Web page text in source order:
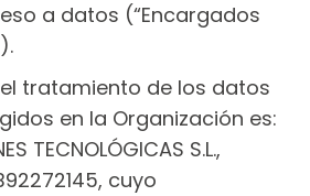
a datos (“Encargados
tratamiento de los datos
en la Organización es:
TECNOLÓGICAS S.L.,
cuyo